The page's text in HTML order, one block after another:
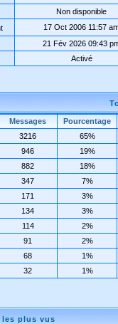
Non disponible
17 Oct 2006 11:57
21 Fév 2026 09:43
Activé
Messages
Pourcentage
3216
65%
946
19%
882
18%
347
7%
171
3%
134
3%
114
2%
91
2%
68
1%
32 1%
les plus vus